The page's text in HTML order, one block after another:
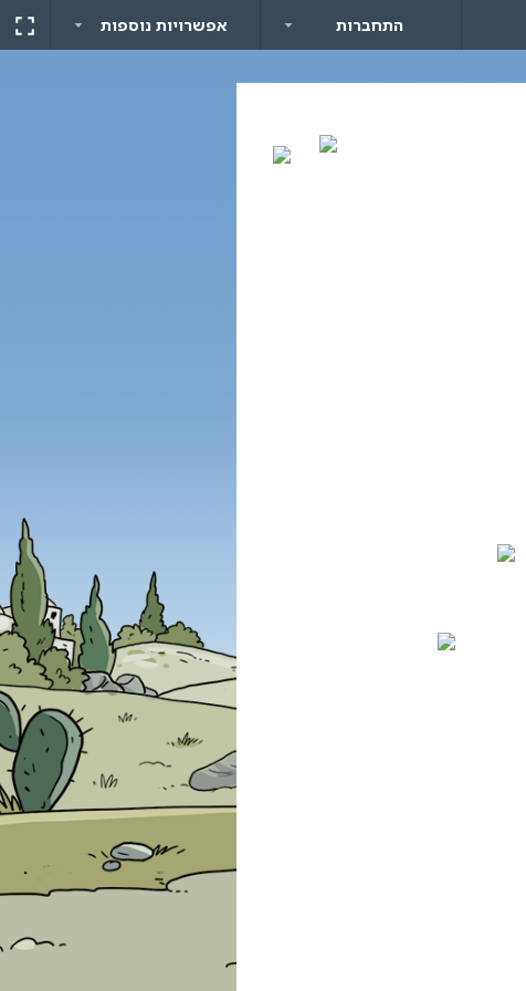
התחברות אפשרויות נוספות